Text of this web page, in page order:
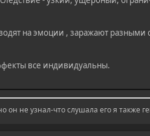
на эмоции , заражают разными
все индивидуальны.
не узнал-что слушала его я также